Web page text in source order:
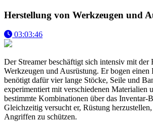
Herstellung von Werkzeugen und
03:03:46
Der Streamer beschäftigt sich intensiv mit der
Werkzeugen und Ausrüstung. Er bogen einen
benötigt dafür vier lange Stöcke, Seile und
experimentiert mit verschiedenen Materialien
bestimmte Kombinationen über das Inventar-
Gleichzeitig versucht er, Rüstung
Angriffen zu schützen.